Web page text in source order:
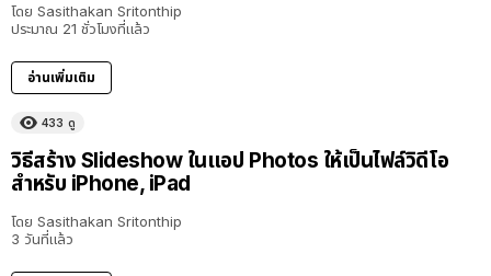
โดย Sasithakan Sritonthip
ประมาณ 21 ชั่วโมงที่แล้ว
อ่านเพิ่มเติม
433 ดู
วิธีสร้าง Slideshow ในแอป Photos ให้เป็นไฟล์วิดีโอ
สำหรับ iPhone, iPad
โดย Sasithakan Sritonthip
3 วันที่แล้ว